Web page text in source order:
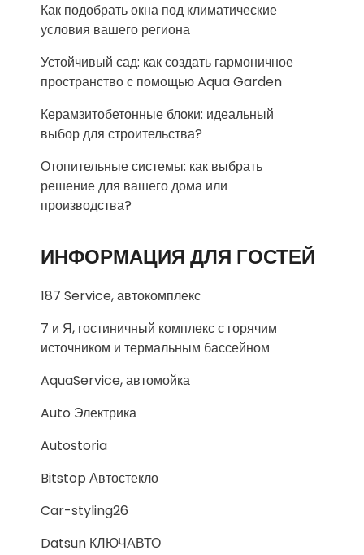
Как подобрать окна под климатические
условия вашего региона
Устойчивый сад: как создать гармоничное
пространство с помощью Aqua Garden
Керамзитобетонные блоки: идеальный
выбор для строительства?
Отопительные системы: как выбрать
решение для вашего дома или
производства?
ИНФОРМАЦИЯ ДЛЯ ГОСТЕЙ
187 Service, автокомплекс
7 и Я, гостиничный комплекс с горячим
источником и термальным бассейном
AquaService, автомойка
Auto Электрика
Autostoria
Bitstop Автостекло
Car-styling26
Datsun КЛЮЧАВТО